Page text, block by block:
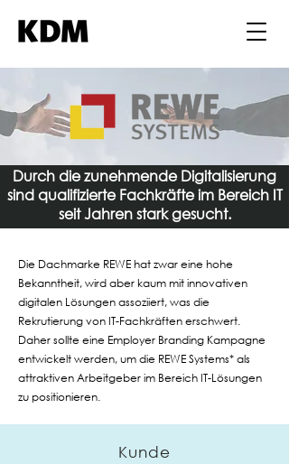
Durch die zunehmende Digitalisierung
sind qualifizierte Fachkräfte im Bereich IT
seit Jahren stark gesucht.
Die Dachmarke REWE hat zwar eine hohe
Bekanntheit, wird aber kaum mit innovativen
digitalen Lösungen assoziiert, was die
Rekrutierung von IT-Fachkräften erschwert.
Daher sollte eine Employer Branding Kampagne
entwickelt werden, um die REWE Systems* als
attraktiven Arbeitgeber im Bereich IT-Lösungen
zu positionieren.
Kunde